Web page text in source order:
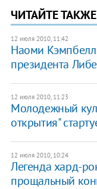
ЧИТАЙТЕ ТАКЖЕ
12 июля 2010, 11:42
Наоми Кэмпбелл
президента
12 июля 2010, 11:23
Молодежный
открытия"
12 июля 2010, 10:24
Легенда хард-
прощальный